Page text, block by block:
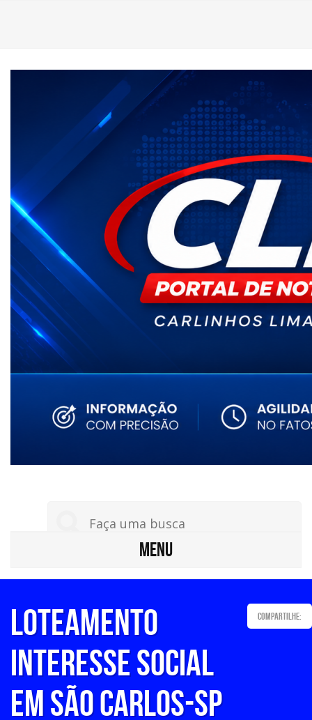
MENU
LOTEAMENTO
INTERESSE SOCIAL
EM SÃO CARLOS-SP
Compartilhe: